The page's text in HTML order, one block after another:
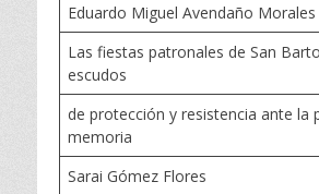
Eduardo Miguel Avendaño Morales
Las fiestas patronales de San
escudos
de protección y resistencia ante la
memoria
Sarai Gómez Flores